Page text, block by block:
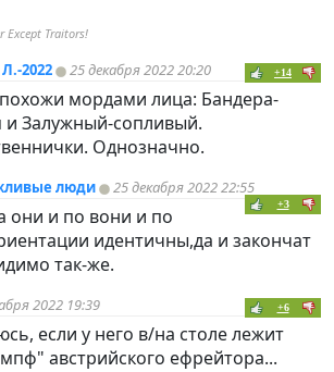
Except Traitors!
2022 25 декабря 2022 20:20 +14
мордами лица: Бандера-
и Залужный-сопливый.
Однозначно.
люди 25 декабря 2022 22:55
+3
они и по вони и по
идентичны,да и закончат
так-же.
2022 19:39 +6
если у него в/на столе лежит
австрийского ефрейтора...